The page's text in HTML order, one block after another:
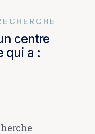
centre
qui a :